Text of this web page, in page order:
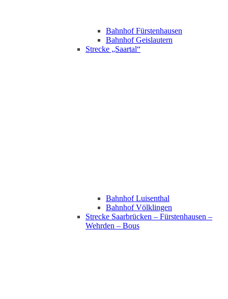
Bahnhof Fürstenhausen
Bahnhof Geislautern
Strecke „Saartal“
Bahnhof Luisenthal
Bahnhof Völklingen
Strecke Saarbrücken – Fürstenhausen –
Wehrden – Bous